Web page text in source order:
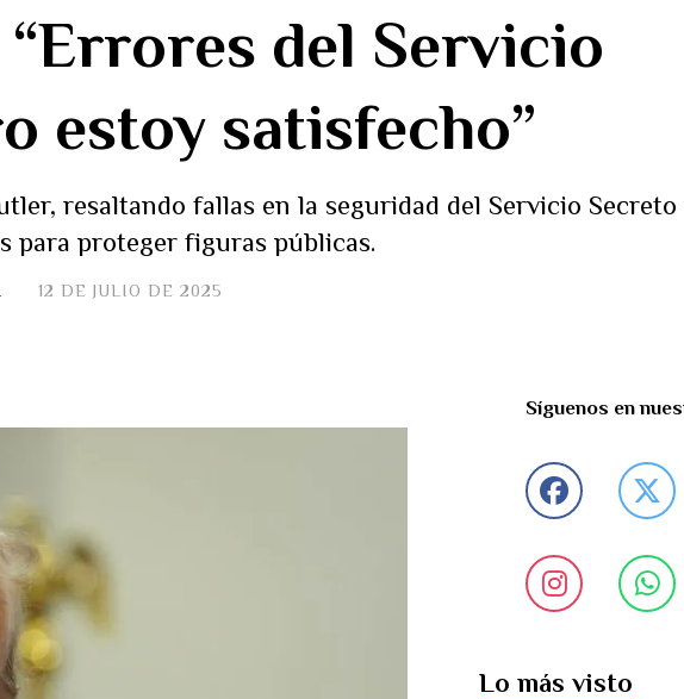
del Servicio
estoy satisfecho”
resaltando fallas en la seguridad del Servicio Secreto
para proteger figuras públicas.
12 DE JULIO DE 2025
Síguenos en
Lo más visto